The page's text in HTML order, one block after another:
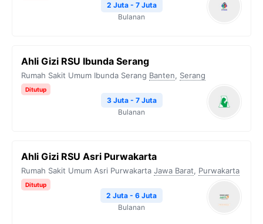
2 Juta - 7 Juta
Bulanan
Ahli Gizi RSU Ibunda Serang
Rumah Sakit Umum Ibunda Serang Banten, Serang
Ditutup
3 Juta - 7 Juta
Bulanan
Ahli Gizi RSU Asri Purwakarta
Rumah Sakit Umum Asri Purwakarta Jawa Barat, Purwakarta
Ditutup
2 Juta - 6 Juta
Bulanan